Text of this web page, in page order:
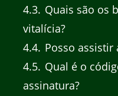
4.3 Quais são os
vitalícia?
4.4 Posso
4.5 Qual é o
assinatura?